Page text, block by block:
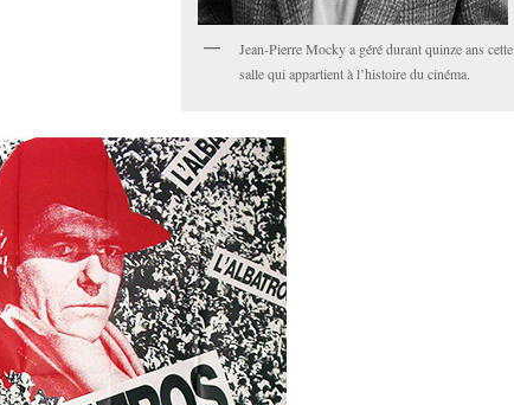
Jean-Pierre Mocky a géré durant quinze ans cette
salle qui appartient à l’histoire du cinéma.